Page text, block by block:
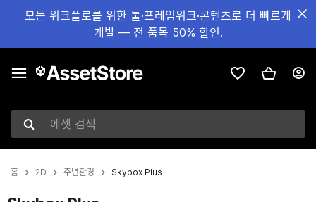
모든 워크플로를 위한 툴·프레임워크·콘텐츠로 더 빠르게
개발 — 전 품목 50% 할인.
에셋 검색
홈 2D 주변환경 Skybox Plus